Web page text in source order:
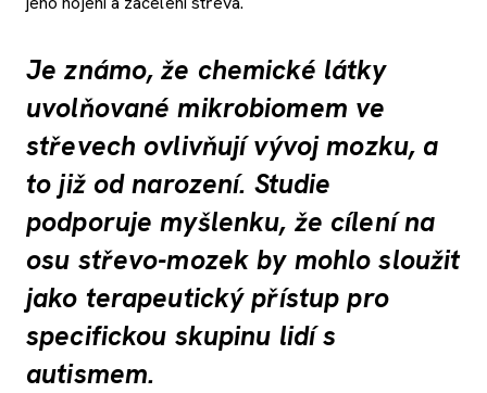
Je známo, že chemické látky
uvolňované mikrobiomem ve
střevech ovlivňují vývoj mozku, a
to již od narození. Studie
podporuje myšlenku, že cílení na
osu střevo-mozek by mohlo sloužit
jako terapeutický přístup pro
specifickou skupinu lidí s
autismem.